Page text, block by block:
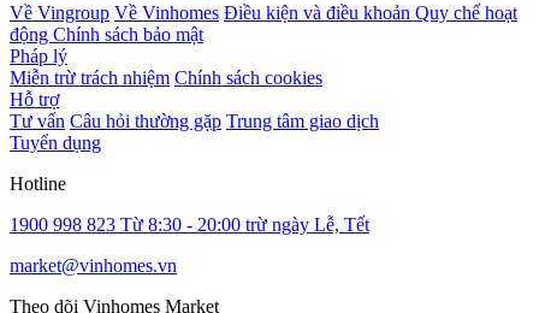
Về Vingroup Về Vinhomes Điều kiện và điều khoản Quy chế hoạt
động Chính sách bảo mật
Pháp lý
Miễn trừ trách nhiệm Chính sách cookies
Hỗ trợ
Tư vấn Câu hỏi thường gặp Trung tâm giao dịch
Tuyển dụng
Hotline
1900 998 823 Từ 8:30 - 20:00 trừ ngày Lễ, Tết
market@vinhomes.vn
Theo dõi Vinhomes Market